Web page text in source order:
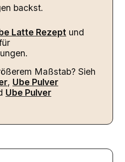
backst.
Latte Rezept und
Maßstab? Sieh
, Ube Pulver
Ube Pulver